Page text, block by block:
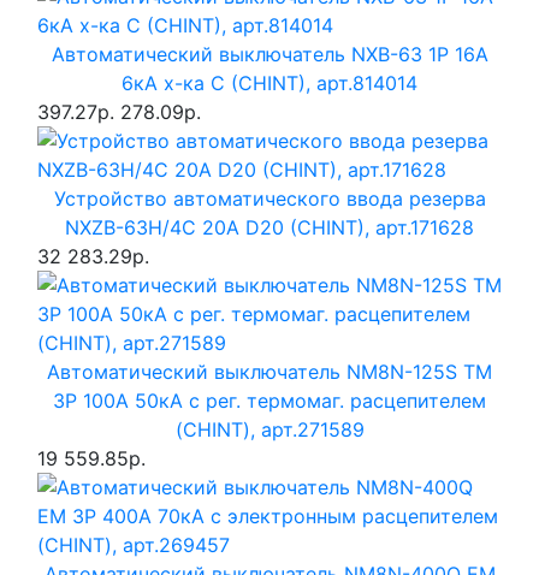
Автоматический выключатель NXB-63 1P 16A
6кА х-ка C (CHINT), арт.814014
397.27р. 278.09р.
Устройство автоматического ввода резерва
NXZB-63H/4C 20A D20 (CHINT), арт.171628
32 283.29р.
Автоматический выключатель NM8N-125S TM
3P 100А 50кА с рег. термомаг. расцепителем
(CHINT), арт.271589
19 559.85р.